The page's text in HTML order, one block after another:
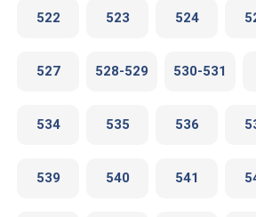
Play
522 523 524
527 528-529 530-531
534 535 536
539 540 541